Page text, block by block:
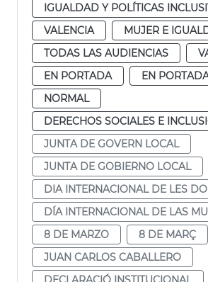
IGUALDAD Y POLÍTICAS
VALENCIA
MUJER E
TODAS LAS AUDIENCIAS
EN PORTADA
EN
NORMAL
DERECHOS SOCIALES E
JUNTA DE GOVERN LOCAL
JUNTA DE GOBIERNO LOCAL
DIA INTERNACIONAL DE LES
DÍA INTERNACIONAL DE LAS
8 DE MARZO
8 DE MARÇ
JUAN CARLOS CABALLERO